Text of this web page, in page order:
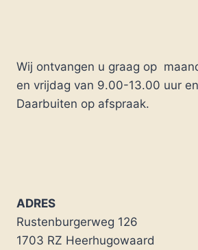
Wij ontvangen u graag op
en vrijdag van 9.00-13.00 uur
Daarbuiten op afspraak.
ADRES
Rustenburgerweg 126
1703 RZ Heerhugowaard